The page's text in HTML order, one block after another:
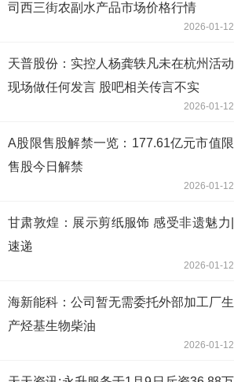
司西三街农副水产品市场价格行情
2026-01-12
天普股份：实控人杨龚轶凡未在杭州活动
现场做任何发言 股吧相关传言不实
2026-01-12
A股限售股解禁一览：177.61亿元市值限
售股今日解禁
2026-01-12
甘肃敦煌：展示剪纸服饰 感受非遗魅力|
速递
2026-01-12
海新能科：公司暂无需委托外部加工厂生
产烃基生物柴油
2026-01-12